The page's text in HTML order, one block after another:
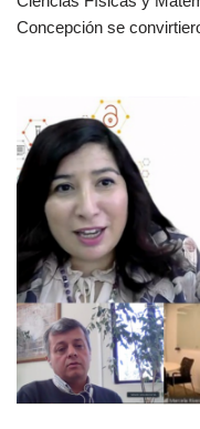
Concepción se